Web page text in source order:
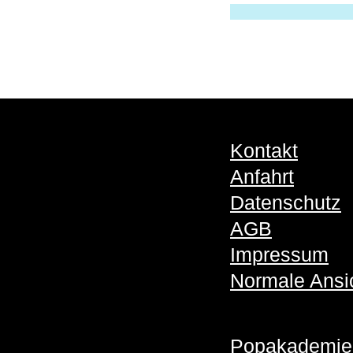
Kontakt
Anfahrt
Datenschutz
AGB
Impressum
Normale
Popakademie